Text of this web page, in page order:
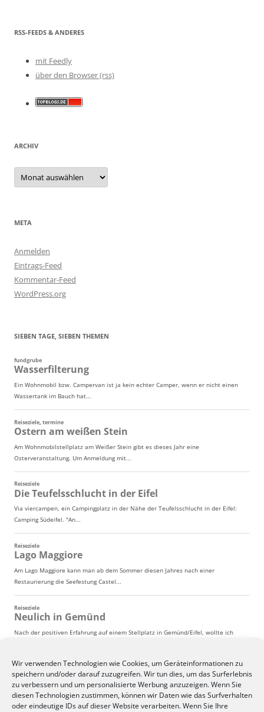
Wir verwenden Technologien wie Cookies, um Geräteinformationen zu
speichern und/oder darauf zuzugreifen. Wir tun dies, um das Surferlebnis
zu verbessern und um personalisierte Werbung anzuzeigen. Wenn Sie
diesen Technologien zustimmen, können wir Daten wie das Surfverhalten
oder eindeutige IDs auf dieser Website verarbeiten. Wenn Sie Ihre
RSS-FEEDS & ANDERES
mit Feedly
über den Browser (rss)
ARCHIV
Archiv
META
Anmelden
Eintrags-Feed
Kommentar-Feed
WordPress.org
SIEBEN TAGE, SIEBEN THEMEN